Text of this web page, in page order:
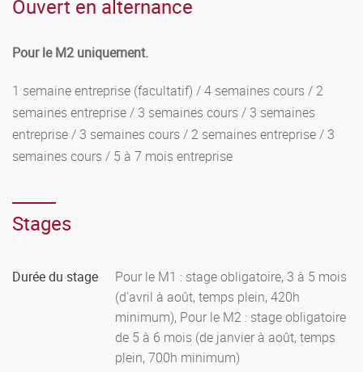
sur décision du jury.
En accord avec le référentiel commun des études de l'UBE,
discussion en tout début de semestre avec les
responsables de filière qui préciseront alors les modalités.
Le jury prendra en compte cet engagement sous la forme
d'une bonification sur la moyenne de l'année pouvant aller
Ouvert en alternance
Pour le M2 uniquement.
1 semaine entreprise (facultatif) / 4 semaines cours / 2
semaines entreprise / 3 semaines cours / 3 semaines
entreprise / 3 semaines cours / 2 semaines entreprise / 3
semaines cours / 5 à 7 mois entreprise
Stages
Durée du stage
Pour le M1 : stage obligatoire, 3 à 5 mois
(d'avril à août, temps plein, 420h
minimum), Pour le M2 : stage obligatoire
de 5 à 6 mois (de janvier à août, temps
plein, 700h minimum)